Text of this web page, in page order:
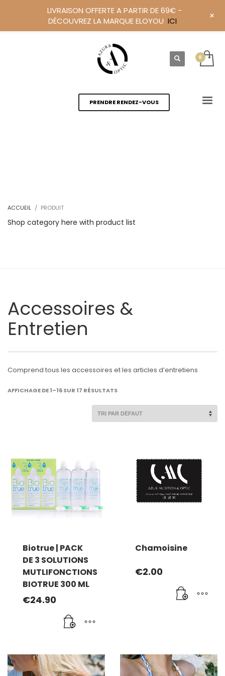
PRENDRE RENDEZ-VOUS
ACCUEIL PRODUIT
Shop category here with product list
Accessoires &
Entretien
Comprend tous les accessoires et les articles d’entretiens
AFFICHAGE DE 1–16 SUR 17 RÉSULTATS
Biotrue | PACK
DE 3 SOLUTIONS
MUTLIFONCTIONS
BIOTRUE 300 ML
€24.90
Chamoisine
€2.00
LIVRAISON OFFERTE A PARTIR DE 69€ -
DÉCOUVREZ LA MARQUE ELOYOU ICI +